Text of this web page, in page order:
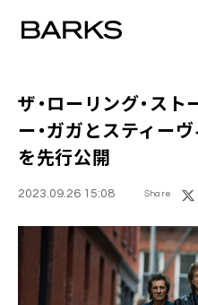
ザ・ローリング・スト
ー・ガガとスティー
を先行公開
2023.09.26 15:08 Share